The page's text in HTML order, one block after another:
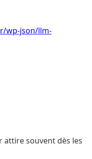
wp-json/llm-
attire souvent dès les